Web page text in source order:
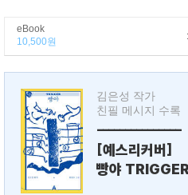
eBook
10,500원
김은성 작가
친필 메시지 수록
---------------
[예스리커버]
빵야